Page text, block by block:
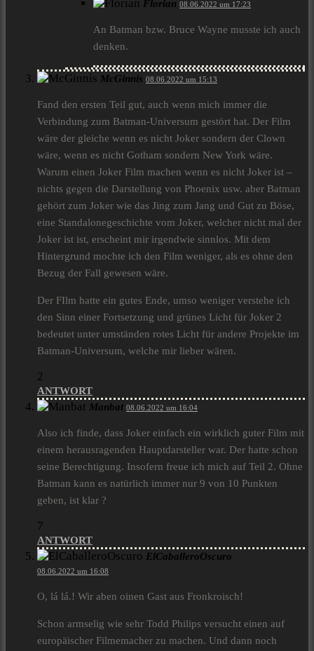
Florian 08.06.2022 um 17:23
An Batman bzw. Bruce Wayne musste ich auch
denken.
McGinnis 08.06.2022 um 15:13
Fand den ersten Teil gut, auch wenn mich immer die
Verbindung zum Batman-Universum gestört hat. Der Film
wäre der gleiche wenn es nicht Joker sondern der Clown
wäre, wenn es nicht Gotham sondern New York wäre.
Warum einen Joker Film machen wenn es nicht Joker ist –
nichts gegen die Darstellung von Phoenix usw. aber Batman
gehört zum Joker wie das Jing zum Jang und Gut zu Böse,
eine Standalonegeschichte vom Joker, welcher nicht mal der
Joker ist ist, erscheint mir irgendwie sinnlos. Mit dem
Hintergrund mochte ich den Film weniger, als es ohne den
Bezug der Fall gewesen wäre.
Der FIlm hatte ein gutes Ende, umso weniger verstehe ich
den Sinn einer Fortsetzung und grünes Licht für Joker 2
bedeutet unter umständen rotes Licht für andere Projekte im
Batman-Universum, welche mir lieber wären.
2
ANTWORT
Manbat 08.06.2022 um 16:04
Also ich finde, dass Joker einfach ein wirklich guter Film mit
einem herausragenden Hauptdarsteller war. Der hatte schon
seine Berechtigung. Insofern freue ich mich auf Teil 2. Ohne
Batman kann es natürlich immer nur 9 von 10 Punkten
geben, ist klar ?
7
ANTWORT
ElCaballeroOscuro
08.06.2022 um 16:08
O, lá lá.! Wir aben oinen Gast aus Fronkroisch!
Schon armselig wie sehr Todd Philips versucht einen auf
europäischer Filmemacher zu machen. Und dann noch